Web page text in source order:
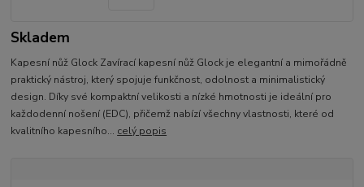
Skladem
Kapesní nůž Glock Zavírací kapesní nůž Glock je elegantní a mimořádně
praktický nástroj, který spojuje funkčnost, odolnost a minimalistický
design. Díky své kompaktní velikosti a nízké hmotnosti je ideální pro
každodenní nošení (EDC), přičemž nabízí všechny vlastnosti, které od
kvalitního kapesního... celý popis